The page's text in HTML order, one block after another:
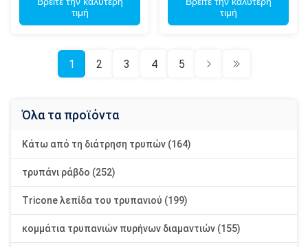
φρεατίων νερού
τιμή
τιμή
1 2 3 4 5
Όλα τα προϊόντα
Κάτω από τη διάτρηση τρυπών (164)
τρυπάνι ράβδο (252)
Tricone λεπίδα του τρυπανιού (199)
κομμάτια τρυπανιών πυρήνων διαμαντιών (155)